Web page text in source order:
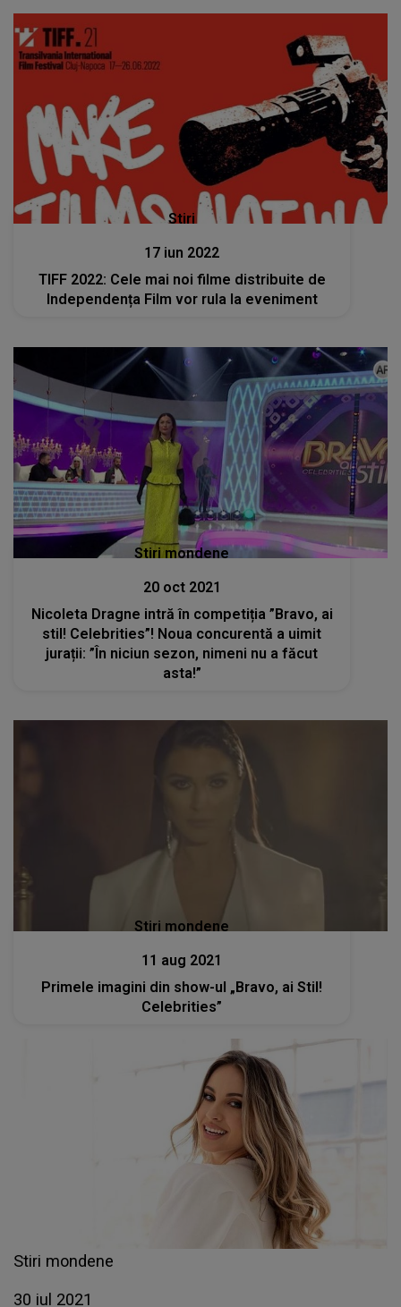
Stiri
17 iun 2022
TIFF 2022: Cele mai noi filme distribuite de
Independența Film vor rula la eveniment
Stiri mondene
20 oct 2021
Nicoleta Dragne intră în competiția ”Bravo, ai
stil! Celebrities”! Noua concurentă a uimit
jurații: ”În niciun sezon, nimeni nu a făcut
asta!”
Stiri mondene
11 aug 2021
Primele imagini din show-ul „Bravo, ai Stil!
Celebrities”
Stiri mondene
30 iul 2021